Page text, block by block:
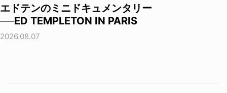
エドテンのミニドキュメンタリー
──ED TEMPLETON IN PARIS
2026.08.07